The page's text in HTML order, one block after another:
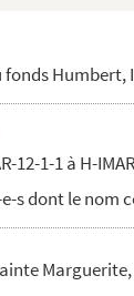
fonds Humbert,
12-1-1 à H-
s dont le nom